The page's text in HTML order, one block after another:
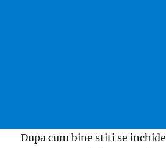
Dupa cum bine stiti se